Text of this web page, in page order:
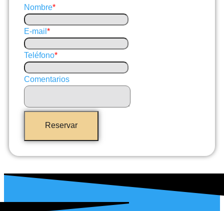
Nombre*
E-mail *
Teléfono*
Comentarios
Reservar